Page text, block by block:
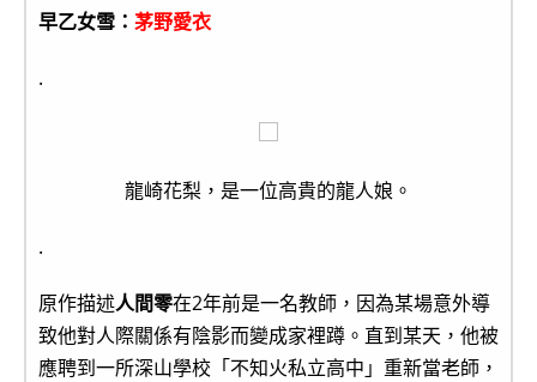
早乙女雪： 茅野愛衣
.
龍崎花梨，是一位高貴的龍人娘。
.
原作描述人間零在2年前是一名教師，因為某場意外導
致他對人際關係有陰影而變成家裡蹲。直到某天，他被
應聘到一所深山學校「不知火私立高中」重新當老師，